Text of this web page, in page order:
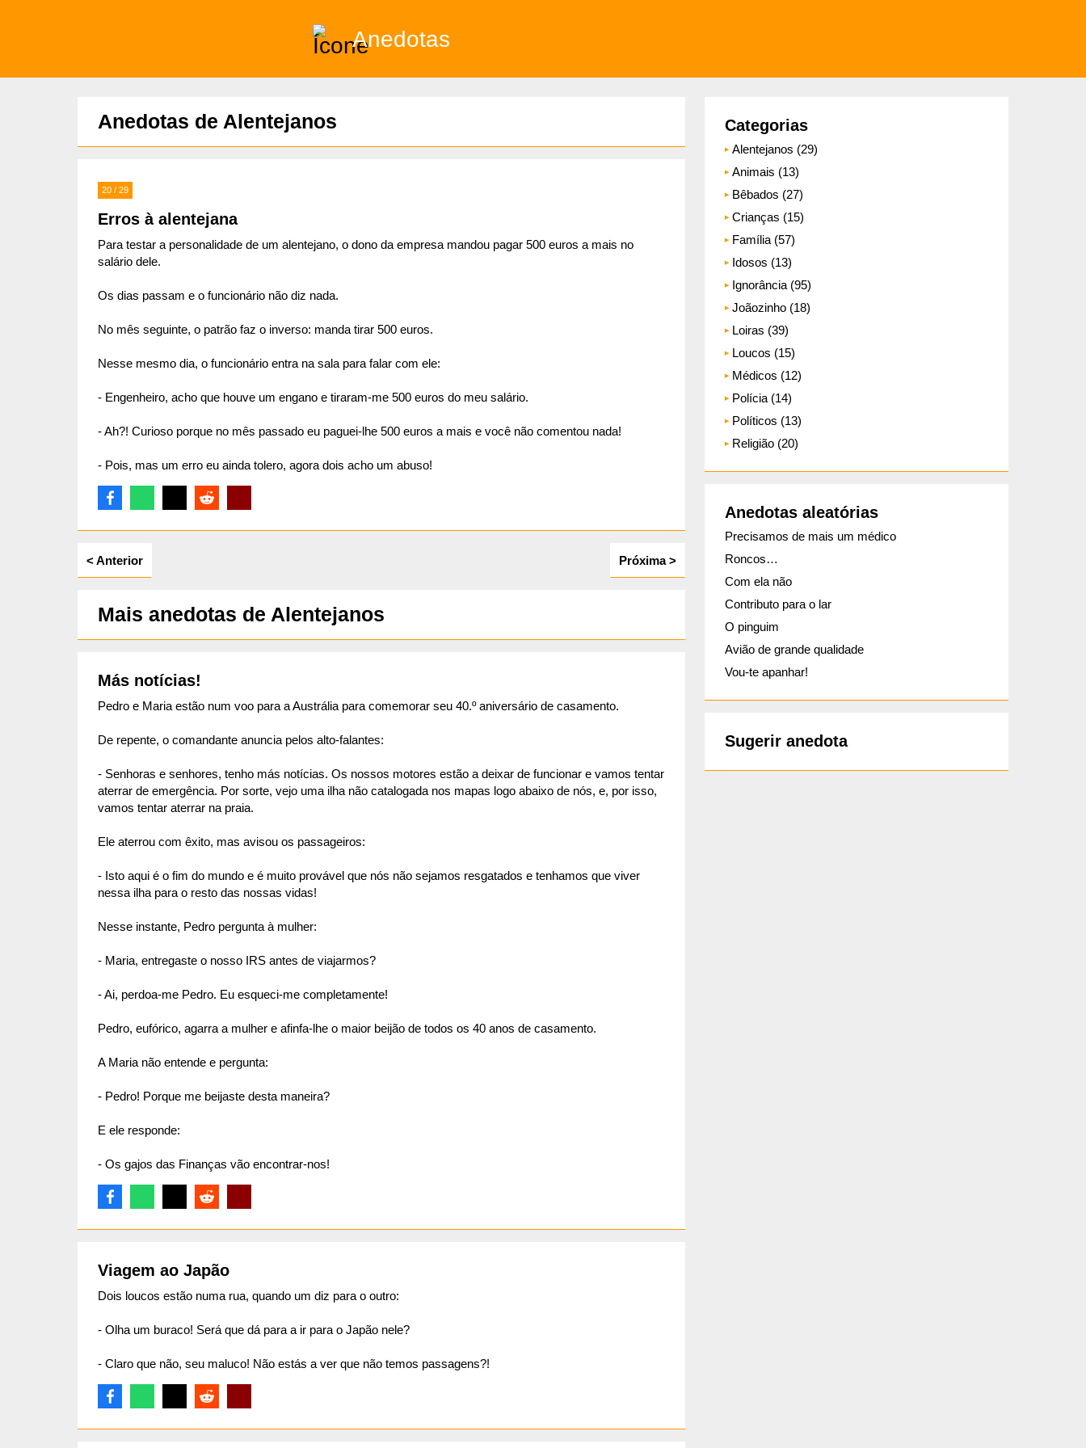
Anedotas
Anedotas de Alentejanos
20 / 29
Erros à alentejana
Para testar a personalidade de um alentejano, o dono da empresa mandou pagar 500 euros a mais no
salário dele.
Os dias passam e o funcionário não diz nada.
No mês seguinte, o patrão faz o inverso: manda tirar 500 euros.
Nesse mesmo dia, o funcionário entra na sala para falar com ele:
- Engenheiro, acho que houve um engano e tiraram-me 500 euros do meu salário.
- Ah?! Curioso porque no mês passado eu paguei-lhe 500 euros a mais e você não comentou nada!
- Pois, mas um erro eu ainda tolero, agora dois acho um abuso!
< Anterior Próxima >
Mais anedotas de Alentejanos
Más notícias!
Pedro e Maria estão num voo para a Austrália para comemorar seu 40.º aniversário de casamento.
De repente, o comandante anuncia pelos alto-falantes:
- Senhoras e senhores, tenho más notícias. Os nossos motores estão a deixar de funcionar e vamos tentar
aterrar de emergência. Por sorte, vejo uma ilha não catalogada nos mapas logo abaixo de nós, e, por isso,
vamos tentar aterrar na praia.
Ele aterrou com êxito, mas avisou os passageiros:
- Isto aqui é o fim do mundo e é muito provável que nós não sejamos resgatados e tenhamos que viver
nessa ilha para o resto das nossas vidas!
Nesse instante, Pedro pergunta à mulher:
- Maria, entregaste o nosso IRS antes de viajarmos?
- Ai, perdoa-me Pedro. Eu esqueci-me completamente!
Pedro, eufórico, agarra a mulher e afinfa-lhe o maior beijão de todos os 40 anos de casamento.
A Maria não entende e pergunta:
- Pedro! Porque me beijaste desta maneira?
E ele responde:
- Os gajos das Finanças vão encontrar-nos!
Viagem ao Japão
Dois loucos estão numa rua, quando um diz para o outro:
- Olha um buraco! Será que dá para a ir para o Japão nele?
- Claro que não, seu maluco! Não estás a ver que não temos passagens?!
Categorias
Alentejanos (29)
Animais (13)
Bêbados (27)
Crianças (15)
Família (57)
Idosos (13)
Ignorância (95)
Joãozinho (18)
Loiras (39)
Loucos (15)
Médicos (12)
Polícia (14)
Políticos (13)
Religião (20)
Anedotas aleatórias
Precisamos de mais um médico
Roncos…
Com ela não
Contributo para o lar
O pinguim
Avião de grande qualidade
Vou-te apanhar!
Sugerir anedota